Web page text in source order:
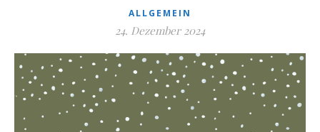
ALLGEMEIN
24. Dezember 2024